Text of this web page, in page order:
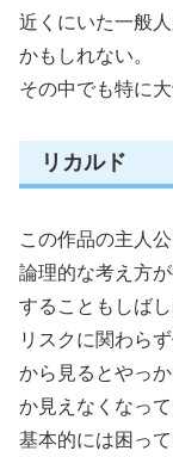
近くにいた一般
かもしれない。
その中でも特に
リカルド
この作品の主人
論理的な考え方
することもしばし
リスクに関わら
から見るとやっ
か見えなくなって
基本的には困っ